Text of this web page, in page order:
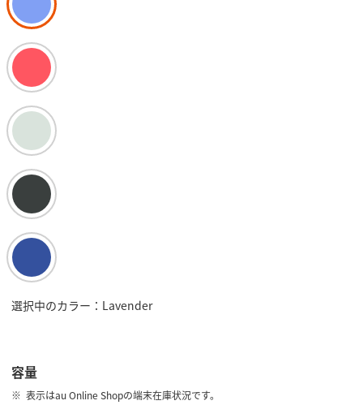
選択中のカラー：Lavender
容量
表示はau Online Shopの端末在庫状況です。